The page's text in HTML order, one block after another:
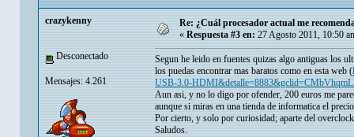
crazykenny
Desconectado
Mensajes: 4.261
Re: ¿Cuál procesador actual me
« Respuesta #3 en: 27 Agosto 2011, 10:50
Segun he leido en fuentes quizas algo antiguas los
los puedas encontrar mas baratos como en esta web (
USB-3.0-
Aun asi, y no lo digo por ofender, 200 euros me
aunque si miras en una tienda de informatica el
Por cierto, y solo por curiosidad; aparte del
Saludos.